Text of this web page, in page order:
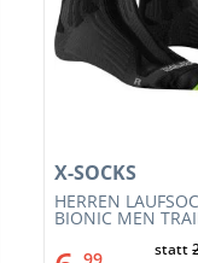
HERREN
BIONIC MEN
011)
X-SOCKS
statt